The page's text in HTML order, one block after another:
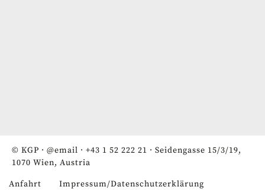
© KGP · @email · +43 1 52 222 21 · Seidengasse 15/3/19,
1070 Wien, Austria
Anfahrt Impressum/Datenschutzerklärung